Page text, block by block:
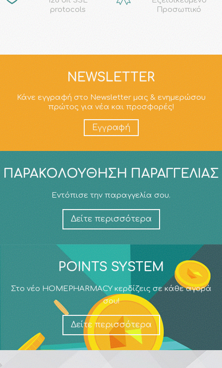
protocols
Προσωπικό
NEWSLETTER
Κάνε εγγραφή στο Newsletter μας & ενημερώσου
πρώτος για νέα και προσφορές!
Εγγραφή
ΠΑΡΑΚΟΛΟΎΘΗΣΗ ΠΑΡΑΓΓΕΛΊΑΣ
Εντόπισε την παραγγελία σου.
Δείτε περισσότερα
POINTS SYSTEM
Στο νέο HOMEPHARMACY κερδίζεις σε κάθε αγορά
σου!
Δείτε περισσότερα